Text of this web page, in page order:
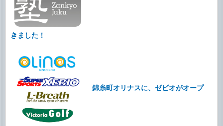
きました！
錦糸町オリナスに、ゼビオがオープ